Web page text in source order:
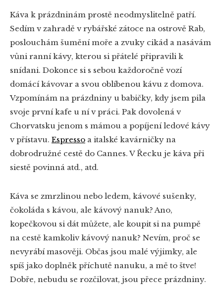
Káva k prázdninám prostě neodmyslitelně patří.
Sedím v zahradě v rybářské zátoce na ostrově Rab,
poslouchám šumění moře a zvuky cikád a nasávám
vůni ranní kávy, kterou si přátelé připravili k
snídani. Dokonce si s sebou každoročně vozí
domácí kávovar a svou oblíbenou kávu z domova.
Vzpomínám na prázdniny u babičky, kdy jsem pila
svoje první kafe u ní v práci. Pak dovolená v
Chorvatsku jenom s mámou a popíjení ledové kávy
v přístavu. Espresso a italské kavárničky na
dobrodružné cestě do Cannes. V Řecku je káva při
siestě povinná atd., atd.
Káva se zmrzlinou nebo ledem, kávové sušenky,
čokoláda s kávou, ale kávový nanuk? Ano,
kopečkovou si dát můžete, ale koupit si na pumpě
na cestě kamkoliv kávový nanuk? Nevím, proč se
nevyrábí masověji. Občas jsou malé výjimky, ale
spíš jako doplněk příchutě nanuku, a mě to štve!
Dobře, nebudu se rozčilovat, jsou přece prázdniny.